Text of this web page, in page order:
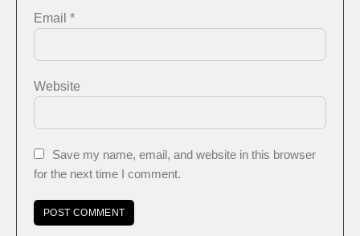
Email *
Website
Save my name, email, and website in this browser
for the next time I comment.